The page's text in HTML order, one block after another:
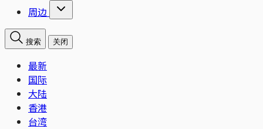
周边
搜索 关闭
最新
国际
大陆
香港
台湾